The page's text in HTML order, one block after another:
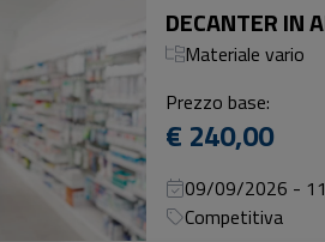
DECANTER IN
Materiale vario
Prezzo base:
€ 240,00
09/09/2026 -
Competitiva